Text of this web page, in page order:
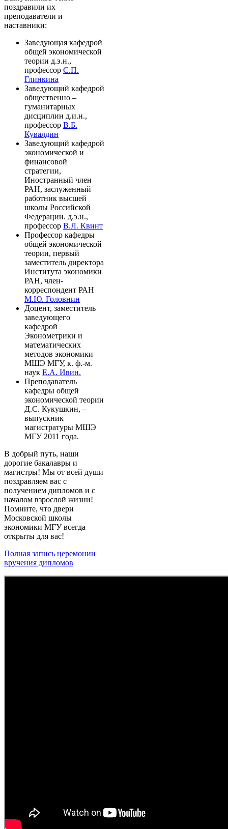
поздравили их
преподаватели и
наставники:
Заведующая кафедрой
общей экономической
теории д.э.н.,
профессор С.П.
Глинкина
Заведующий кафедрой
общественно –
гуманитарных
дисциплин д.и.н.,
профессор В.Б.
Кувалдин
Заведующий кафедрой
экономической и
финансовой
стратегии,
Иностранный член
РАН, заслуженный
работник высшей
школы Российской
Федерации. д.э.н.,
профессор В.Л. Квинт
Профессор кафедры
общей экономической
теории, первый
заместитель директора
Института экономики
РАН, член-
корреспондент РАН
М.Ю. Головнин
Доцент, заместитель
заведующего
кафедрой
Эконометрики и
математических
методов экономики
МШЭ МГУ, к. ф.-м.
наук Е.А. Ивин.
Преподаватель
кафедры общей
экономической теории
Д.С. Кукушкин, –
выпускник
магистратуры МШЭ
МГУ 2011 года.
В добрый путь, наши
дорогие бакалавры и
магистры! Мы от всей души
поздравляем вас с
получением дипломов и с
началом взрослой жизни!
Помните, что двери
Московской школы
экономики МГУ всегда
открыты для вас!
Полная запись церемонии
вручения дипломов